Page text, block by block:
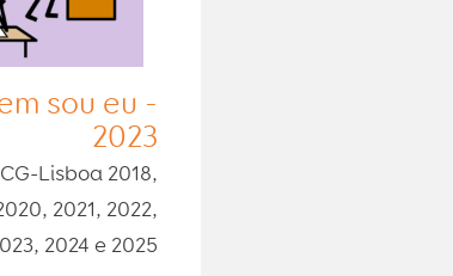
sou eu -
2023
Lisboa 2018,
2021, 2022,
2024 e 2025